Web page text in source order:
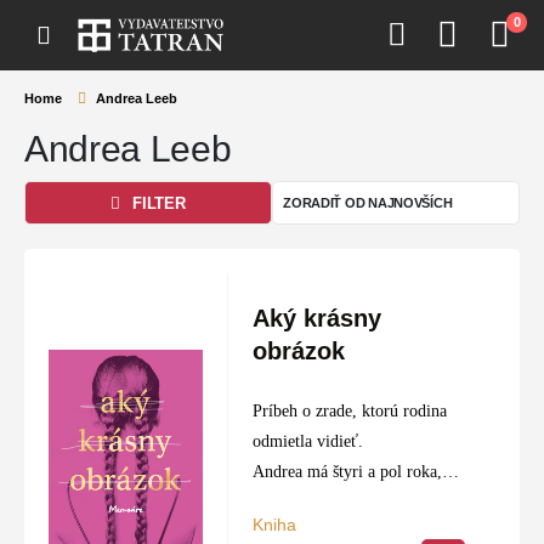
0
Home Andrea Leeb
Andrea Leeb
FILTER
Aký krásny
obrázok
Príbeh o zrade, ktorú rodina
odmietla vidieť.
Andrea má štyri a pol roka,
prvýkrát kúpe. Hoci je ešte
Kniha